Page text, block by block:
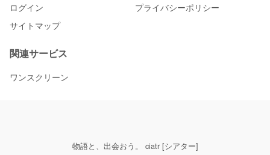
ログイン
プライバシーポリシー
サイトマップ
関連サービス
ワンスクリーン
物語と、出会おう。 ciatr [シアター]